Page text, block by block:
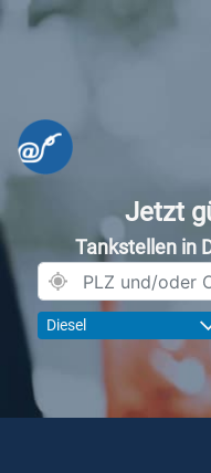
Jetzt
Tankstellen in
Diesel